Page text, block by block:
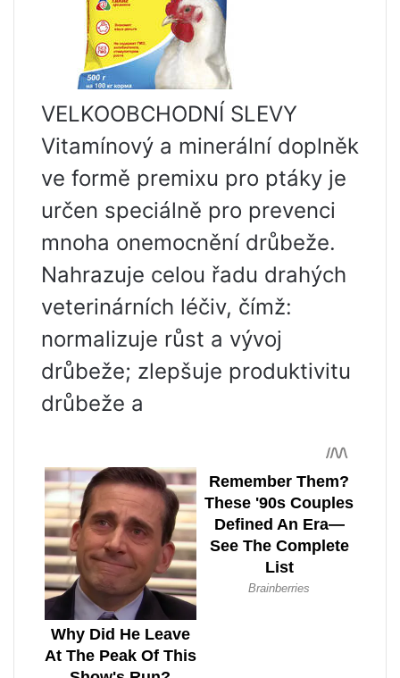
VELKOOBCHODNÍ SLEVY
Vitamínový a minerální doplněk
ve formě premixu pro ptáky je
určen speciálně pro prevenci
mnoha onemocnění drůbeže.
Nahrazuje celou řadu drahých
veterinárních léčiv, čímž:
normalizuje růst a vývoj
drůbeže; zlepšuje produktivitu
drůbeže a